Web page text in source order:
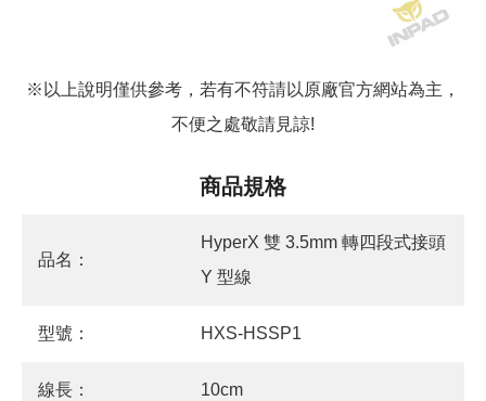
※以上說明僅供參考，若有不符請以原廠官方網站為主，
不便之處敬請見諒!
商品規格
品名：
HyperX 雙 3.5mm 轉四段式接頭
Y 型線
型號： HXS-HSSP1
線長： 10cm